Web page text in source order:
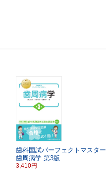
歯科国試パーフェクトマスター
歯周病学 第3版
3,410円